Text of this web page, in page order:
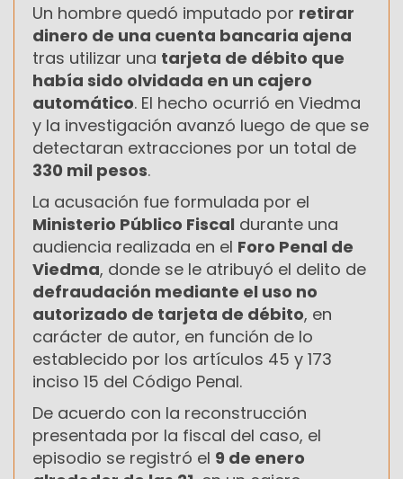
Un hombre quedó imputado por retirar
dinero de una cuenta bancaria ajena
tras utilizar una tarjeta de débito que
había sido olvidada en un cajero
automático. El hecho ocurrió en Viedma
y la investigación avanzó luego de que se
detectaran extracciones por un total de
330 mil pesos.
La acusación fue formulada por el
Ministerio Público Fiscal durante una
audiencia realizada en el Foro Penal de
Viedma, donde se le atribuyó el delito de
defraudación mediante el uso no
autorizado de tarjeta de débito, en
carácter de autor, en función de lo
establecido por los artículos 45 y 173
inciso 15 del Código Penal.
De acuerdo con la reconstrucción
presentada por la fiscal del caso, el
episodio se registró el 9 de enero